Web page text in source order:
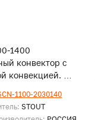
1400
конвектор с
конвекцией. С
1100-2030140
STOUT